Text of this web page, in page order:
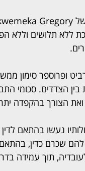
ממושכת ללא תלושים
ופרוספר סימון
הצדדים. סכומי
הצורך בהקפדה
נעשו בהתאם
להם שכרם כדין,
תוך עמידה